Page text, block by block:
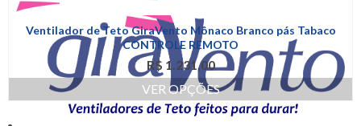
Ventilador de Teto GiraVento Mônaco Branco pás Tabaco
CONTROLE REMOTO
R$ 1.231,00
VER OPÇÕES
Este